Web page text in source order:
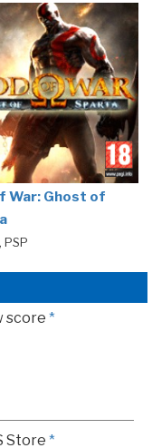
War: Ghost of
PSP
score *
Store *